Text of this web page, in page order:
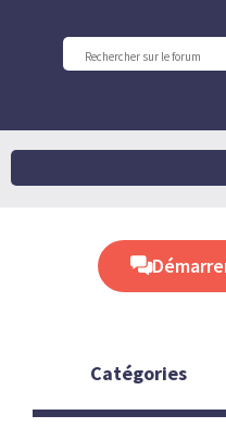
Catégories